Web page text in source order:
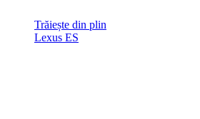
Trăiește din plin
Lexus ES